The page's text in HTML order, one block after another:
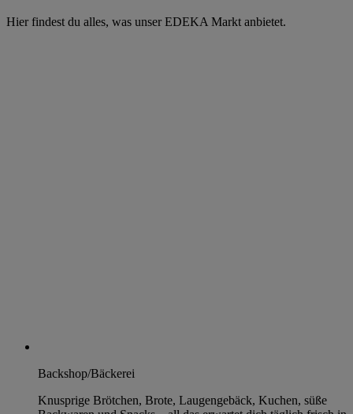
Hier findest du alles, was unser EDEKA Markt anbietet.
Backshop/Bäckerei
Knusprige Brötchen, Brote, Laugengebäck, Kuchen, süße